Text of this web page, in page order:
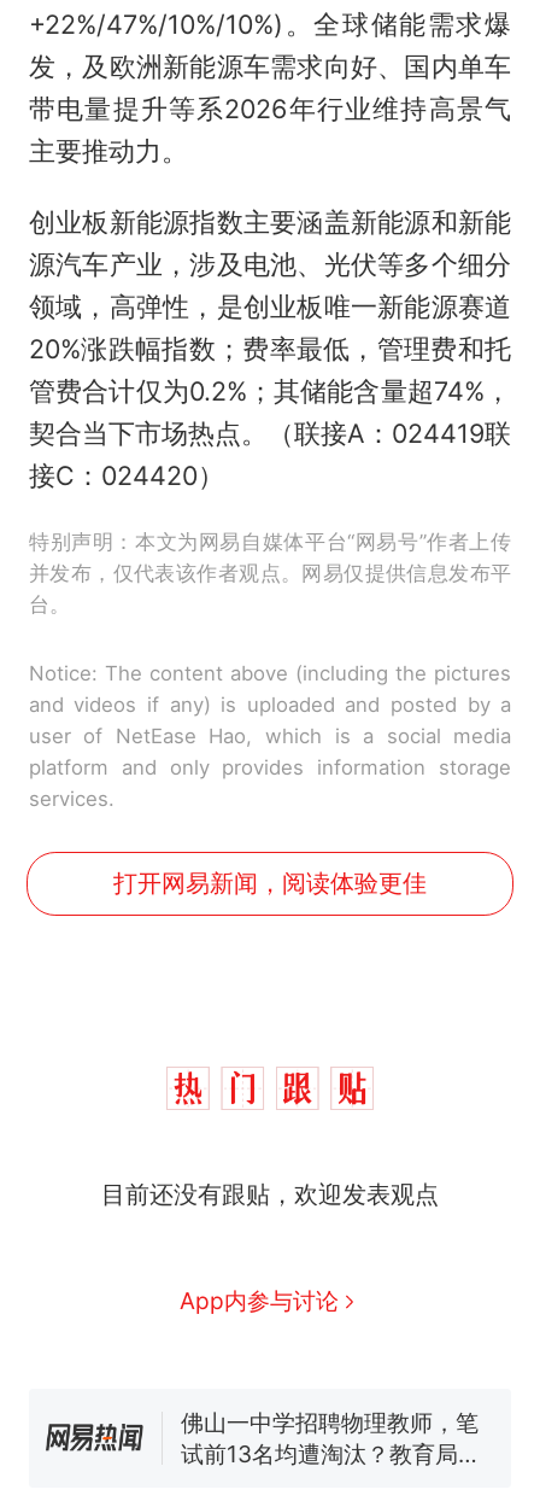
+22%/47%/10%/10%)。全球储能需求爆
发，及欧洲新能源车需求向好、国内单车
带电量提升等系2026年行业维持高景气
主要推动力。
创业板新能源指数主要涵盖新能源和新能
源汽车产业，涉及电池、光伏等多个细分
领域，高弹性，是创业板唯一新能源赛道
20%涨跌幅指数；费率最低，管理费和托
管费合计仅为0.2%；其储能含量超74%，
契合当下市场热点。（联接A：024419联
接C：024420）
特别声明：本文为网易自媒体平台“网易号”作者上传
并发布，仅代表该作者观点。网易仅提供信息发布平
台。
Notice: The content above (including the pictures
and videos if any) is uploaded and posted by a
user of NetEase Hao, which is a social media
platform and only provides information storage
services.
打开网易新闻，阅读体验更佳
目前还没有跟贴，欢迎发表观点
App内参与讨论
热
那个在床头放菜刀的女孩，
号，仅凭视频评出？中国烹饪
来源：参考消息）
笔试第一被第二名传话劝弃考
已叫停招聘，成立调查组全面
核查
台风"白海豚"中心附近最大风
力已达15级 最新研判